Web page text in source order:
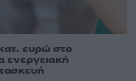
ευρώ στο
ενεργειακή